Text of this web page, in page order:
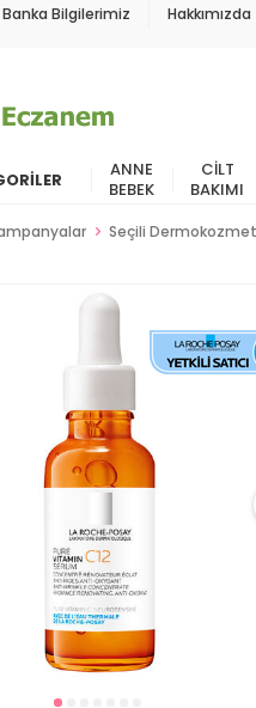
Banka Bilgilerimiz Hakkımızda
ANNE
BEBEK
CILT
BAKIMI
Seçili